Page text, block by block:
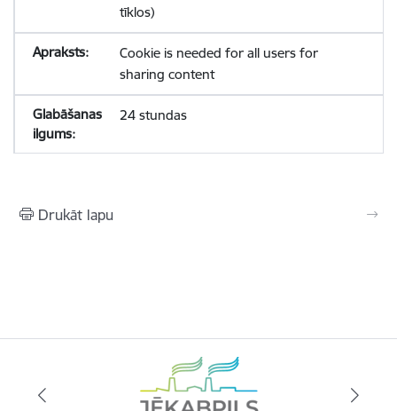
tīklos)
Cookie is needed for all users for
sharing content
24 stundas
Drukāt lapu